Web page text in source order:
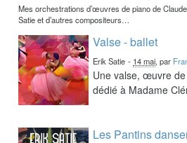
Mes orchestrations d’œuvres de piano de
Satie et d’autres compositeurs…
Valse - ballet
Erik Satie - 14 mai, par
Une valse, œuvre de
dédié à Madame
Les Pantins